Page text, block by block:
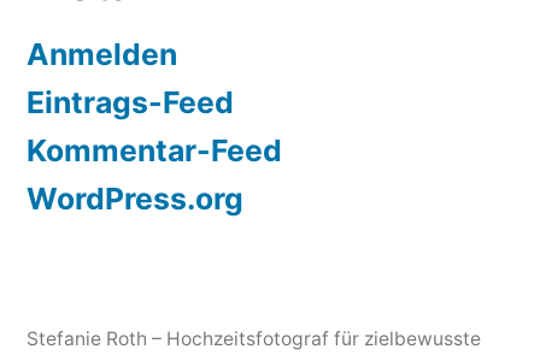
Anmelden
Eintrags-Feed
Kommentar-Feed
WordPress.org
Stefanie Roth – Hochzeitsfotograf für zielbewusste